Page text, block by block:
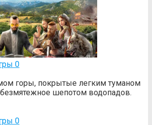
0
горы, покрытые легким туманом
шепотом водопадов.
0